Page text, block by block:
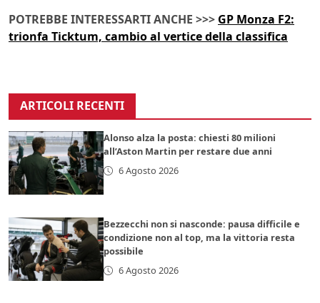
POTREBBE INTERESSARTI ANCHE >>> GP Monza F2:
trionfa Ticktum, cambio al vertice della classifica
ARTICOLI RECENTI
Alonso alza la posta: chiesti 80 milioni
all’Aston Martin per restare due anni
6 Agosto 2026
Bezzecchi non si nasconde: pausa difficile e
condizione non al top, ma la vittoria resta
possibile
6 Agosto 2026